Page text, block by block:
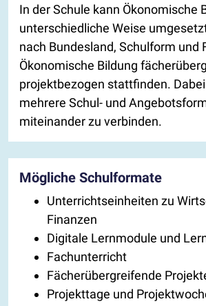
In der Schule kann Ökonomische
unterschiedliche Weise
nach Bundesland, Schulform und
Ökonomische Bildung
projektbezogen stattfinden.
mehrere Schul- und
miteinander zu verbinden.
Mögliche Schulformate
Unterrichtseinheiten zu
Finanzen
Digitale Lernmodule und
Fachunterricht
Fächerübergreifende
Projekttage und